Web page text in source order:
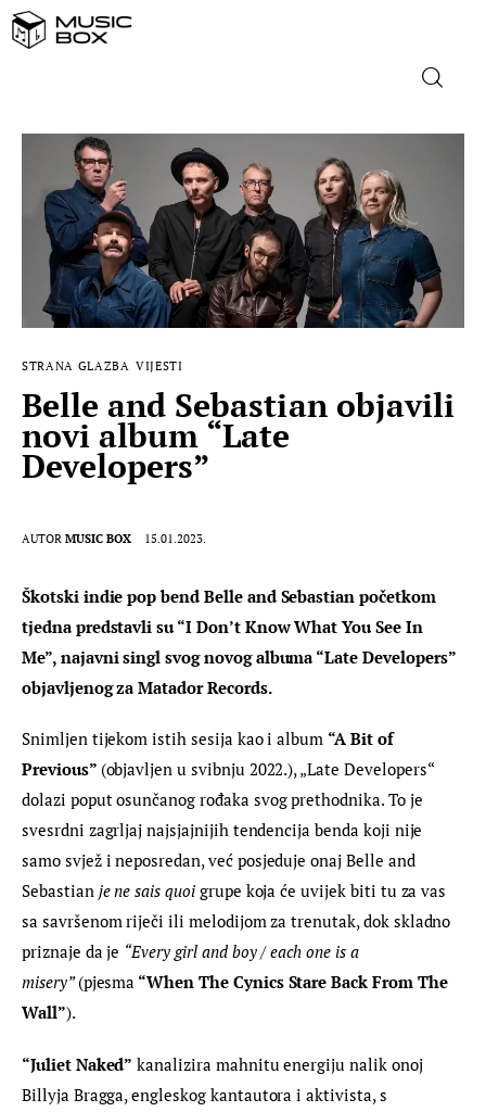
NASLOVNICA
DOMAĆA GLAZBA
STRANA GLAZBA
FILM
MUSIC BOX
STRANA GLAZBA VIJESTI
Belle and Sebastian objavili
novi album “Late
Developers”
AUTOR MUSIC BOX 15.01.2023.
Škotski indie pop bend Belle and Sebastian početkom
tjedna predstavli su “I Don’t Know What You See In
Me”, najavni singl svog novog albuma “Late Developers”
objavljenog za Matador Records.
Snimljen tijekom istih sesija kao i album “A Bit of
Previous” (objavljen u svibnju 2022.), „Late Developers“
dolazi poput osunčanog rođaka svog prethodnika. To je
svesrdni zagrljaj najsjajnijih tendencija benda koji nije
samo svjež i neposredan, već posjeduje onaj Belle and
Sebastian je ne sais quoi grupe koja će uvijek biti tu za vas
sa savršenom riječi ili melodijom za trenutak, dok skladno
priznaje da je “Every girl and boy / each one is a
misery” (pjesma “When The Cynics Stare Back From The
Wall”).
“Juliet Naked” kanalizira mahnitu energiju nalik onoj
Billyja Bragga, engleskog kantautora i aktivista, s